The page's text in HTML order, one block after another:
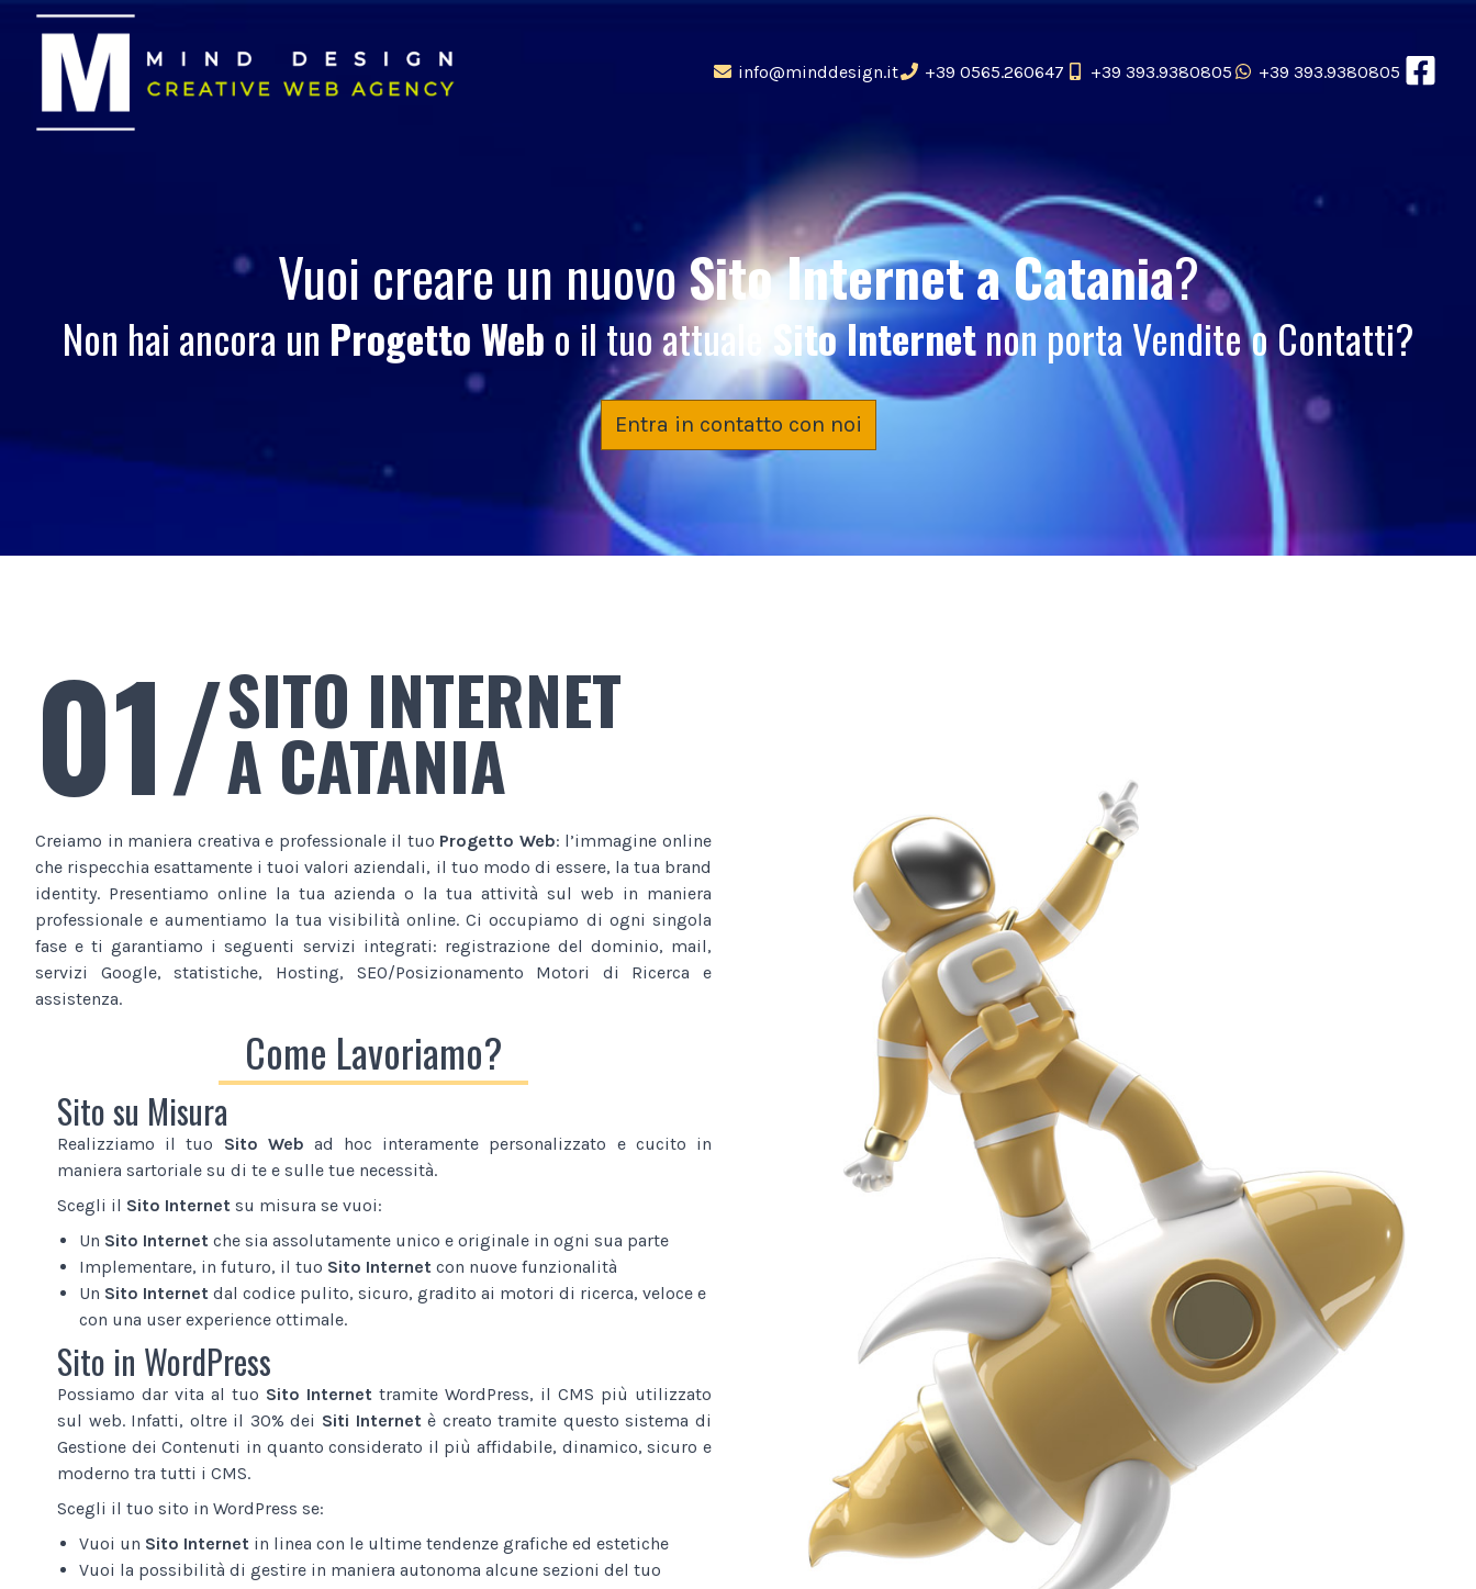
info@minddesign.it +39 0565.260647 +39 393.9380805 +39 393.9380805
Vuoi creare un nuovoSito Interneta Catania?
Non hai ancora un Progetto Web o il tuo attuale Sito Internetnon porta Vendite o Contatti?
Entra in contatto con noi
01/SITO INTERNET
A CATANIA
Creiamo in maniera creativa e professionale il tuo Progetto Web: l’immagine online
che rispecchia esattamente i tuoi valori aziendali, il tuo modo di essere, la tua brand
identity. Presentiamo online la tua azienda o la tua attività sul web in maniera
professionale e aumentiamo la tua visibilità online. Ci occupiamo di ogni singola
fase e ti garantiamo i seguenti servizi integrati: registrazione del dominio, mail,
servizi Google, statistiche, Hosting, SEO/Posizionamento Motori di Ricerca e
assistenza.
Come Lavoriamo?
Sito su Misura
Realizziamo il tuo Sito Web ad hoc interamente personalizzato e cucito in
maniera sartoriale su di te e sulle tue necessità.
Scegli il Sito Internet su misura se vuoi:
Un Sito Internet che sia assolutamente unico e originale in ogni sua parte
Implementare, in futuro, il tuo Sito Internet con nuove funzionalità
Un Sito Internet dal codice pulito, sicuro, gradito ai motori di ricerca, veloce e
con una user experience ottimale.
Sito in WordPress
Possiamo dar vita al tuo Sito Internet tramite WordPress, il CMS più utilizzato
sul web. Infatti, oltre il 30% dei Siti Internet è creato tramite questo sistema di
Gestione dei Contenuti in quanto considerato il più affidabile, dinamico, sicuro e
moderno tra tutti i CMS.
Scegli il tuo sito in WordPress se:
Vuoi un Sito Internet in linea con le ultime tendenze grafiche ed estetiche
Vuoi la possibilità di gestire in maniera autonoma alcune sezioni del tuo